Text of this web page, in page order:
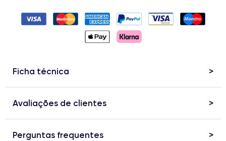
Ficha técnica
Avaliações de clientes
Perguntas frequentes